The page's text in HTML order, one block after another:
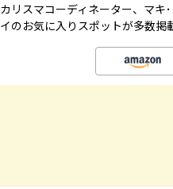
カリスマコーディネーター、マキ
イのお気に入りスポットが多数掲